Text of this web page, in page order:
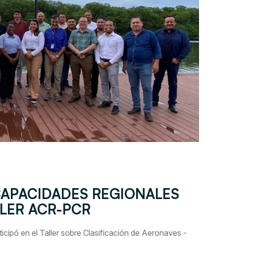
REGIONALES
ACR-PCR
en el Taller sobre Clasificación de Aeronaves -